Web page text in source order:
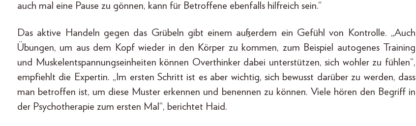
auch mal eine Pause zu gönnen, kann für Betroffene ebenfalls hilfreich sein.“
Das aktive Handeln gegen das Grübeln gibt einem außerdem ein Gefühl von Kontrolle. „Auch
Übungen, um aus dem Kopf wieder in den Körper zu kommen, zum Beispiel autogenes Training
und Muskelentspannungseinheiten können Overthinker dabei unterstützen, sich wohler zu fühlen“,
empfiehlt die Expertin. „Im ersten Schritt ist es aber wichtig, sich bewusst darüber zu werden, dass
man betroffen ist, um diese Muster erkennen und benennen zu können. Viele hören den Begriff in
der Psychotherapie zum ersten Mal“, berichtet Haid.